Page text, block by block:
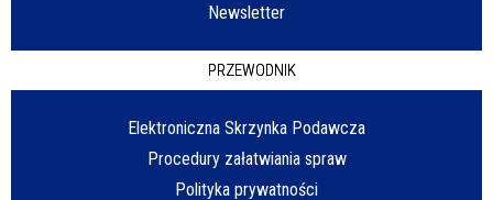
Newsletter
PRZEWODNIK
Elektroniczna Skrzynka Podawcza
Procedury załatwiania spraw
Polityka prywatności